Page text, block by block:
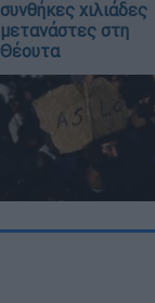
συνθήκες χιλιάδες
μετανάστες στη
Θέουτα